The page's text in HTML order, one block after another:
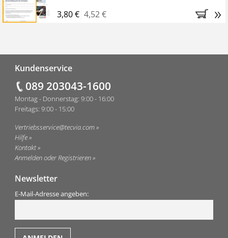
3,80 € 4,52 € »
Kundenservice
089 203043-1600
Montag - Donnerstag: 9:00 - 16:00
Freitags: 9:00 - 15:00
Vertriebsservice@tecvia.com
Hilfe
Kontakt
Anmelden oder Registrieren
Newsletter
E-Mail-Adresse angeben: